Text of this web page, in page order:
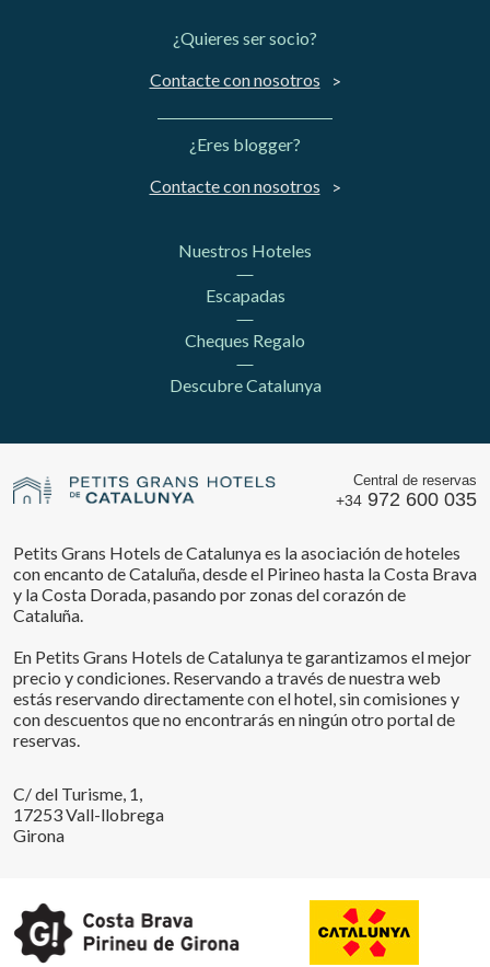
¿Quieres ser socio?
Contacte con nosotros
¿Eres blogger?
Contacte con nosotros
Nuestros Hoteles
Escapadas
Cheques Regalo
Descubre Catalunya
Central de reservas
+34 972 600 035
Petits Grans Hotels de Catalunya es la asociación de hoteles
con encanto de Cataluña, desde el Pirineo hasta la Costa Brava
y la Costa Dorada, pasando por zonas del corazón de
Cataluña.
En Petits Grans Hotels de Catalunya te garantizamos el mejor
precio y condiciones. Reservando a través de nuestra web
estás reservando directamente con el hotel, sin comisiones y
con descuentos que no encontrarás en ningún otro portal de
reservas.
C/ del Turisme, 1,
17253 Vall-llobrega
Girona